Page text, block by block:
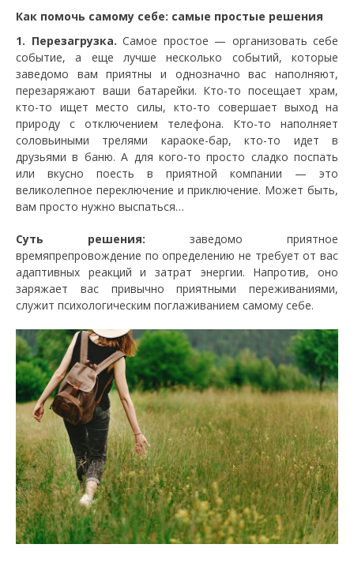
Как помочь самому себе: самые простые решения
1. Перезагрузка. Самое простое — организовать себе
событие, а еще лучше несколько событий, которые
заведомо вам приятны и однозначно вас наполняют,
перезаряжают ваши батарейки. Кто-то посещает храм,
кто-то ищет место силы, кто-то совершает выход на
природу с отключением телефона. Кто-то наполняет
соловьиными трелями караоке-бар, кто-то идет в
друзьями в баню. А для кого-то просто сладко поспать
или вкусно поесть в приятной компании — это
великолепное переключение и приключение. Может быть,
вам просто нужно выспаться…
Суть решения: заведомо приятное
времяпрепровождение по определению не требует от вас
адаптивных реакций и затрат энергии. Напротив, оно
заряжает вас привычно приятными переживаниями,
служит психологическим поглаживанием самому себе.